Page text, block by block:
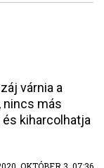
várnia a
nincs más
kiharcolhatja